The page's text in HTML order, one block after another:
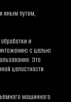
иным путем,
и
с целью
Это
целостности
машинного